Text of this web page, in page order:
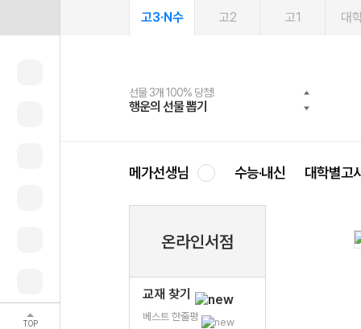
TOP
고3·N수 고2 고1 대
선물 3개 100% 당첨!
행운의 선물 뽑기
선물 100% 증정!
메가스터디 X 올리브
여름방학 스터디 캐시백
메가런 썸머스쿨
2027 러셀 단과
강사 공개선발
스마트러닝앱
설문 EVENT
메가패스
3일 무료 체험권
메가패스 수강생 무료혜택!
메가클럽 멤버십
사회공헌 캠페인
희망이룸 메가나눔
메가선생님 수능·내신 대학별고
온라인서점
교재 찾기
베스트 한줄평